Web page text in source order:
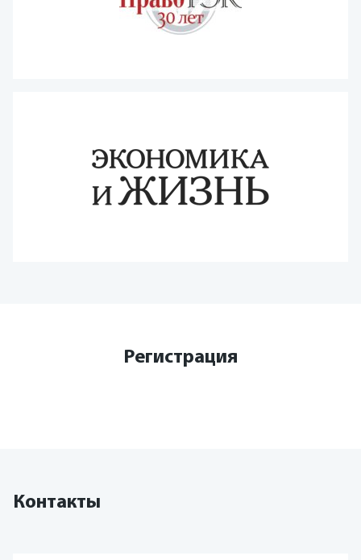
Регистрация
Контакты